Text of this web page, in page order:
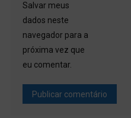
Salvar meus
dados neste
navegador para a
próxima vez que
eu comentar.